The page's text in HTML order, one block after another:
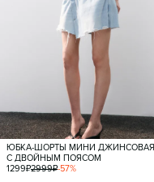
ЮБКА-ШОРТЫ МИНИ ДЖИНСОВАЯ
С ДВОЙНЫМ ПОЯСОМ
1299₽2999₽-57%